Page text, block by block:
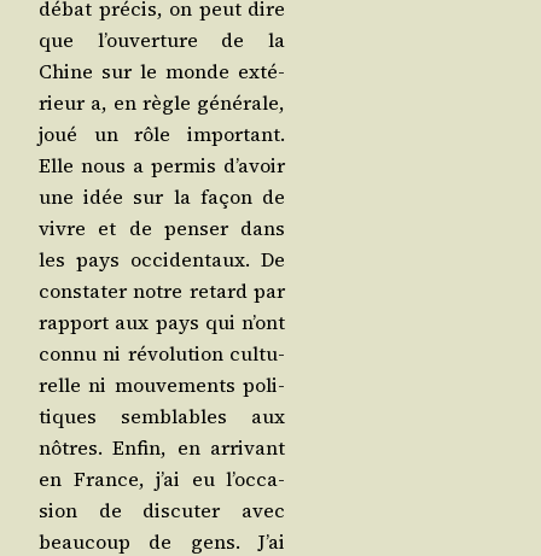
débat pré­cis, on peut dire
que l’ou­ver­ture de la
Chine sur le monde exté­
rieur a, en règle géné­rale,
joué un rôle impor­tant.
Elle nous a per­mis d’a­voir
une idée sur la façon de
vivre et de pen­ser dans
les pays occi­den­taux. De
consta­ter notre retard par
rap­port aux pays qui n’ont
connu ni révo­lu­tion cultu­
relle ni mou­ve­ments poli­
tiques sem­blables aux
nôtres. Enfin, en arri­vant
en France, j’ai eu l’oc­ca­
sion de dis­cu­ter avec
beau­coup de gens. J’ai